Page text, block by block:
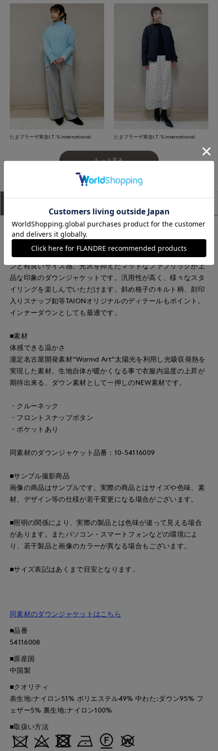
たまプラーザ東急I.T.'S.international たまプラーザ東急I.T.'S.international
もっと見る
■デザイン
TAIONの定番クルーネックダウンをWarmd Art素材に置き換え
てコラボレーションしたダウンジャケット。シンプルなデザイ
ンと程良いサイズ感、光沢を抑えたマットなファブリックが上
品な印象のダウンジャケットです。汎用性が高く、様々なスタ
イリングを楽しんでいただけます。斜め格子のキルト柄、刻印
入りスナップ釦等TAIONオリジナルのディテールもポイント。
インナーダウンとしても最適です。
■素材
体感できる温かさ
瀧定名古屋開発素材“Warmd Art”太陽光を利用し光吸収発熱を
実現した素材。生地自体が暖かくなる事で衣服内温度の上昇が
期待出来る、ダウン素材として一押しのNEW素材です。
・クルーネック
・フロントスナップボタン
・ポケットあり
同素材のダウンジャケット品番：10-54116009
■サンプル撮影商品
画像の商品はサンプルです。実際の商品とはサイズや色味、素
材、デザイン等の仕様が若干変更になる場合がございます。
■照明の関係により、実際の製品とは色味が違って見える場合
があります。またパソコン・スマートフォンなどの環境によ
り、若干製品と画像のカラーが異なる場合もございます。
■サイズ表記はあくまで目安となります。
同素材のダウンジャケットはこちら
■品番
54116008
■原産国
中国製
■クオリティ
表生地:ナイロン51% ポリエステル49% 中わた:ダウン95% フ
ェザー5% 裏生地:ナイロン100%
■取扱い方法